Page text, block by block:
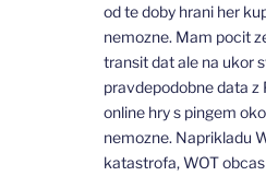
od te doby hrani her
nemozne. Mam pocit
transit dat ale na ukor
pravdepodobne data z
online hry s pingem
nemozne. Naprikladu
katastrofa, WOT